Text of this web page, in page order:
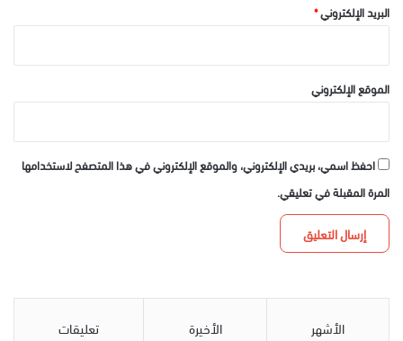
البريد الإلكتروني*
الموقع الإلكتروني
احفظ اسمي، بريدي الإلكتروني، والموقع الإلكتروني في هذا المتصفح لاستخدامها
المرة المقبلة في تعليقي.
الأشهر الأخيرة تعليقات